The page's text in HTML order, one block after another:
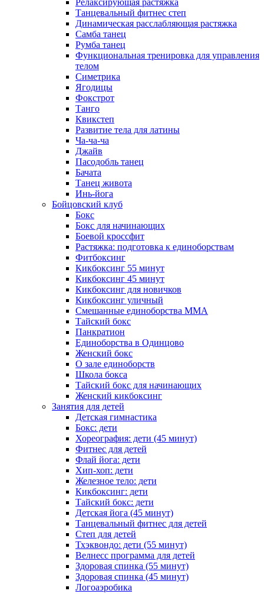
Релаксирующая растяжка
Танцевальный фитнес степ
Динамическая расслабляющая растяжка
Самба танец
Румба танец
Функциональная тренировка для управления
телом
Симетрика
Ягодицы
Фокстрот
Танго
Квикстеп
Развитие тела для латины
Ча-ча-ча
Джайв
Пасодобль танец
Бачата
Танец живота
Инь-йога
Бойцовский клуб
Бокс
Бокс для начинающих
Боевой кроссфит
Растяжка: подготовка к единоборствам
Фитбоксинг
Кикбоксинг 55 минут
Кикбоксинг 45 минут
Кикбоксинг для новичков
Кикбоксинг уличный
Смешанные единоборства ММА
Тайский бокс
Панкратион
Единоборства в Одинцово
Женский бокс
О зале единоборств
Школа бокса
Тайский бокс для начинающих
Женский кикбоксинг
Занятия для детей
Детская гимнастика
Бокс: дети
Хореография: дети (45 минут)
Фитнес для детей
Флай йога: дети
Хип-хоп: дети
Железное тело: дети
Кикбоксинг: дети
Тайский бокс: дети
Детская йога (45 минут)
Танцевальный фитнес для детей
Степ для детей
Тхэквондо: дети (55 минут)
Велнесс программа для детей
Здоровая спинка (55 минут)
Здоровая спинка (45 минут)
Логоаэробика